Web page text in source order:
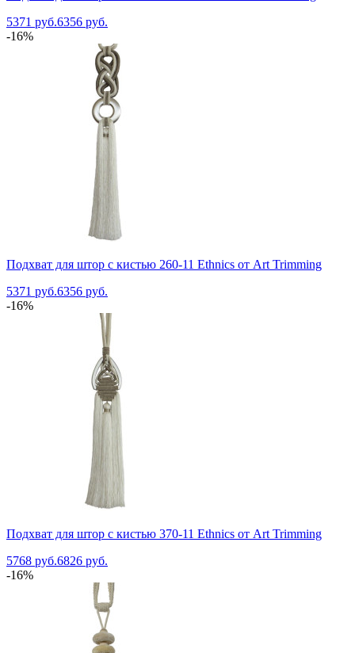
5371 руб.6356 руб.
-16%
Подхват для штор с кистью 260-11 Ethnics от Art Trimming
5371 руб.6356 руб.
-16%
Подхват для штор с кистью 370-11 Ethnics от Art Trimming
5768 руб.6826 руб.
-16%